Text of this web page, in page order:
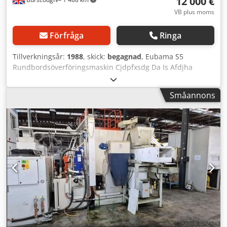
VB plus moms
Förfråga Ringa
Tillverkningsår: 1988, skick: begagnad, Eubama S5
Rundbordsöverföringsmaskin Cjdpfxsdg Da Is Afdjha
Serienummer 5531 Årsmodell 1988 I nyskick Ej använd på
15 år
Småannons